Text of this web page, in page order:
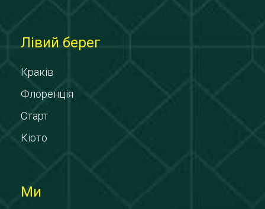
Лівий берег
Краків
Флоренція
Старт
Кіото
Ми